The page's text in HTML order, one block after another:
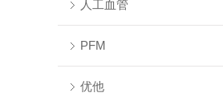
人工血管
PFM
优他